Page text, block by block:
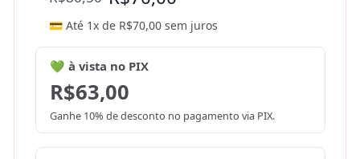
💳 Até 1x de R$70,00sem juros
💚 à vista no PIX
R$63,00
Ganhe 10% de desconto no pagamento via PIX.